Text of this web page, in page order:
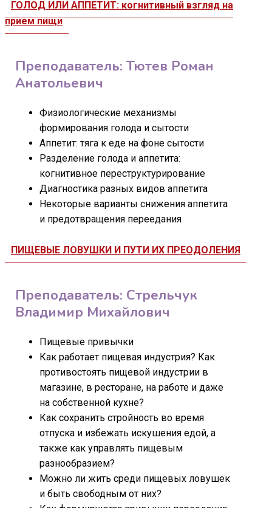
ГОЛОД ИЛИ АППЕТИТ: когнитивный взгляд на
прием пищи
Преподаватель: Тютев Роман
Анатольевич
Физиологические механизмы
формирования голода и сытости
Аппетит: тяга к еде на фоне сытости
Разделение голода и аппетита:
когнитивное переструктурирование
Диагностика разных видов аппетита
Некоторые варианты снижения аппетита
и предотвращения переедания
ПИЩЕВЫЕ ЛОВУШКИ И ПУТИ ИХ ПРЕОДОЛЕНИЯ
Преподаватель: Стрельчук
Владимир Михайлович
Пищевые привычки
Как работает пищевая индустрия? Как
противостоять пищевой индустрии в
магазине, в ресторане, на работе и даже
на собственной кухне?
Как сохранить стройность во время
отпуска и избежать искушения едой, а
также как управлять пищевым
разнообразием?
Можно ли жить среди пищевых ловушек
и быть свободным от них?